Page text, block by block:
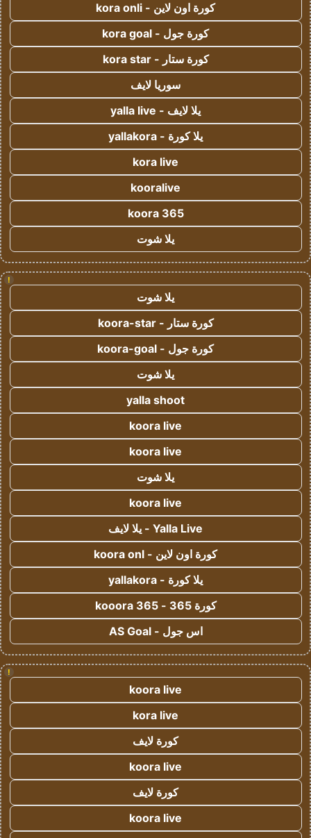
كورة اون لاين - kora onli
كورة جول - kora goal
كورة ستار - kora star
سوريا لايف
يلا لايف - yalla live
يلا كورة - yallakora
kora live
kooralive
koora 365
يلا شوت
!
يلا شوت
كورة ستار - koora-star
كورة جول - koora-goal
يلا شوت
yalla shoot
koora live
koora live
يلا شوت
koora live
Yalla Live - يلا لايف
كورة اون لاين - koora onl
يلا كورة - yallakora
كورة 365 - kooora 365
اس جول - AS Goal
!
koora live
kora live
كورة لايف
koora live
كورة لايف
koora live